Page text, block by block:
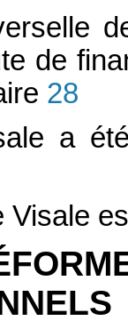
de
28
a
Visale